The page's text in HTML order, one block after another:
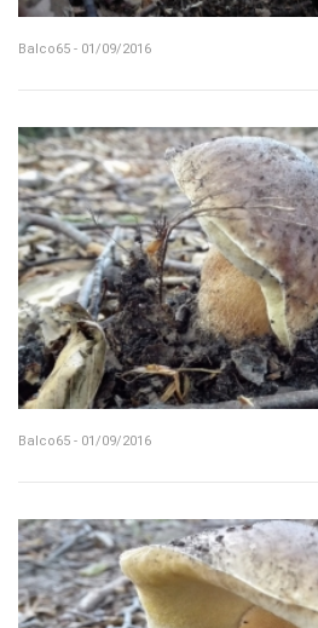
Balco65 - 01/09/2016
Balco65 - 01/09/2016